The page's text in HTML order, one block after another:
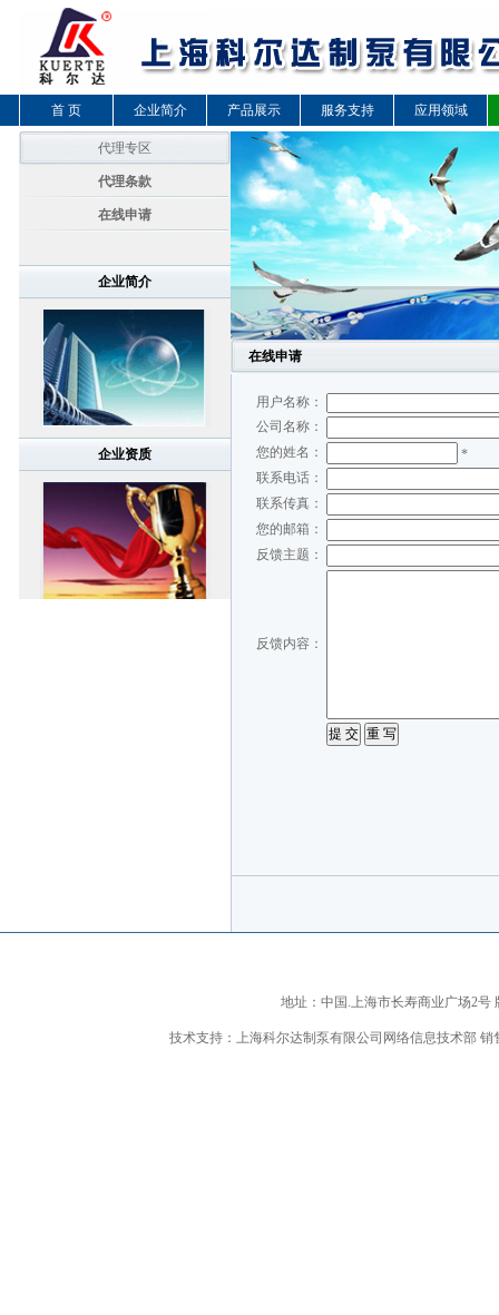
首 页 企业简介 产品展示 服务支持 应用领域
代理专区
代理条款
在线申请
企业简介
企业资质
在线申请
用户名称：
公司名称：
您的姓名：
*
联系电话：
联系传真：
您的邮箱：
反馈主题：
反馈内容：
地址：中国.上海市长寿商业广场2号
技术支持：上海科尔达制泵有限公司网络信息技术部 销